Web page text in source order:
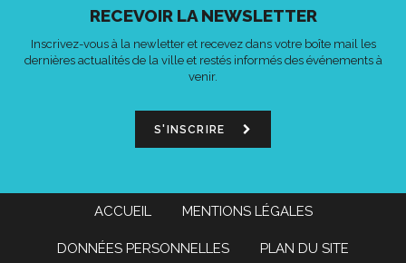
RECEVOIR LA NEWSLETTER
Inscrivez-vous à la newletter et recevez dans votre boîte mail les
dernières actualités de la ville et restés informés des événements à
venir.
S'INSCRIRE
ACCUEIL MENTIONS LÉGALES
DONNÉES PERSONNELLES PLAN DU SITE